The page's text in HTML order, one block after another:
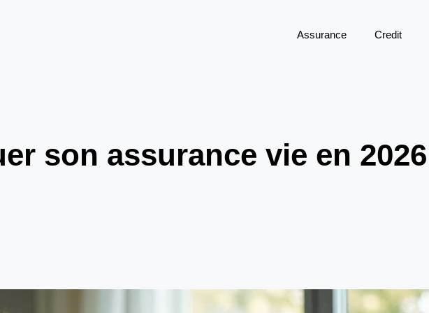
Assurance Credit
son assurance vie en 2026